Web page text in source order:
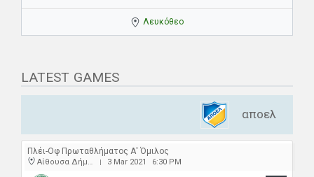
Λευκόθεο
LATEST GAMES
αποελ
Πλέι-Οφ Πρωταθλήματος Α' Όμιλος
Αίθουσα Δήμου Αγ. Δομετίου 3 Mar 2021 6:30 PM